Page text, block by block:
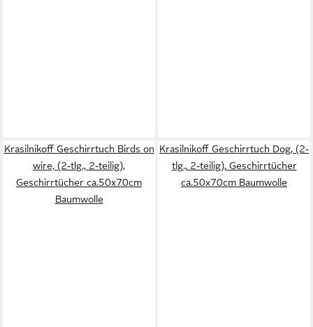
Krasilnikoff Geschirrtuch Birds on
wire, (2-tlg., 2-teilig),
Geschirrtücher ca.50x70cm
Baumwolle
Krasilnikoff Geschirrtuch Dog, (2-
tlg., 2-teilig), Geschirrtücher
ca.50x70cm Baumwolle